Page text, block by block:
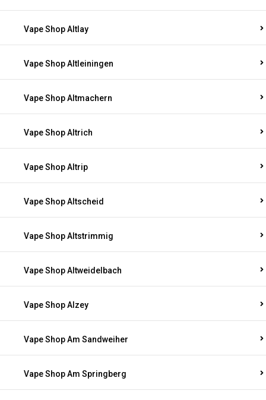
Vape Shop Altlay
Vape Shop Altleiningen
Vape Shop Altmachern
Vape Shop Altrich
Vape Shop Altrip
Vape Shop Altscheid
Vape Shop Altstrimmig
Vape Shop Altweidelbach
Vape Shop Alzey
Vape Shop Am Sandweiher
Vape Shop Am Springberg